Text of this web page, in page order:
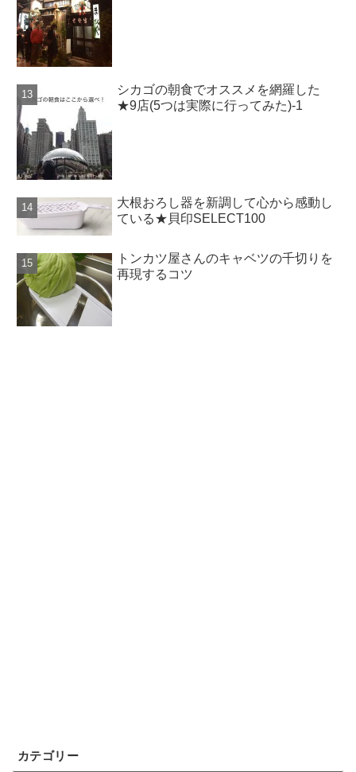
シカゴの朝食でオススメを網羅した
★9店(5つは実際に行ってみた)-1
大根おろし器を新調して心から感動し
ている★貝印SELECT100
トンカツ屋さんのキャベツの千切りを
再現するコツ
カテゴリー